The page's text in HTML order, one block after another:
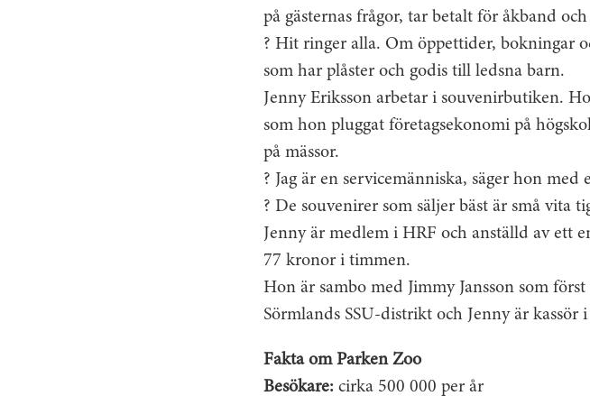
på gästernas frågor, tar betalt för åkband
? Hit ringer alla. Om öppettider, bokningar
som har plåster och godis till ledsna barn.
Jenny Eriksson arbetar i souvenirbutiken.
som hon pluggat företagsekonomi på
på mässor.
? Jag är en servicemänniska, säger hon
? De souvenirer som säljer bäst är små vita
Jenny är medlem i HRF och anställd av ett
77 kronor i timmen.
Hon är sambo med Jimmy Jansson som
Sörmlands SSU-distrikt och Jenny är
Fakta om Parken Zoo
Besökare: cirka 500 000 per år